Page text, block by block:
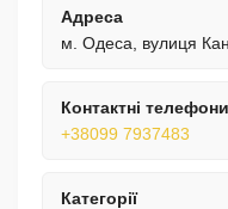
Адреса
м. Одеса, вулиця
Контактні телефони
+38099 7937483
Категорії